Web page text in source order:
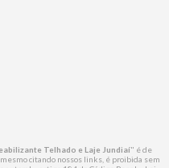
Telhado e Laje Jundiaí" é de
citando nossos links, é proibida sem